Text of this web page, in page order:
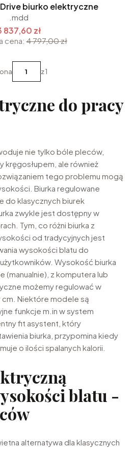
biurko elektryczne
.mdd
837,60 zł
cena: 4 797,00 zł
z 1
do pracy
nie tylko bóle pleców,
kręgosłupem, ale również
tego problemu mogą
Biurka regulowane
do klasycznych biurek
zwykle jest dostępny w
Tym, co różni biurka z
od tradycyjnych jest
wysokości blatu do
Wysokość biurka
(manualnie), z komputera lub
możemy regulować w
cm. Niektóre modele są
funkcje m.in w system
fit asystent, który
biurka, przypomina kiedy
o ilości spalanych kalorii.
blatu -
alternatywa dla klasycznych